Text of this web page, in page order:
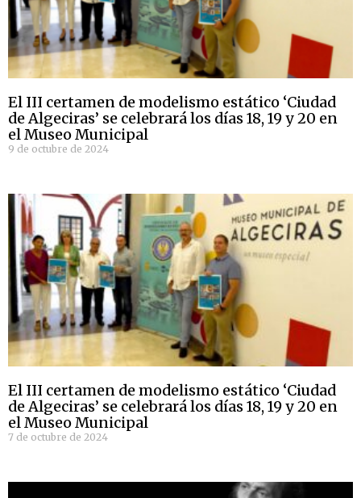
El III certamen de modelismo estático ‘Ciudad
de Algeciras’ se celebrará los días 18, 19 y 20 en
el Museo Municipal
9 de octubre de 2024
El III certamen de modelismo estático ‘Ciudad
de Algeciras’ se celebrará los días 18, 19 y 20 en
el Museo Municipal
7 de octubre de 2024